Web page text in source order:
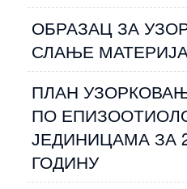
ОБРАЗАЦ ЗА
СЛАЊЕ
ПЛАН
ПО
ЈЕДИНИЦАМА ЗА
ГОДИНУ